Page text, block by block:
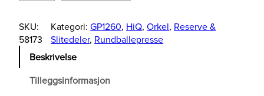
m
e
n
s
SKU:
58173
Kategori:GP1260, HiQ, Orkel, Reserve &
Slitedeler, Rundballepresse
Beskrivelse
Tilleggsinformasjon